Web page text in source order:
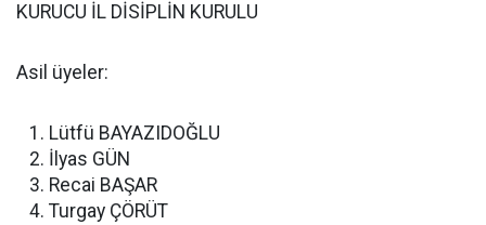
KURUCU İL DİSİPLİN KURULU
Asil üyeler:
Lütfü BAYAZIDOĞLU
İlyas GÜN
Recai BAŞAR
Turgay ÇÖRÜT